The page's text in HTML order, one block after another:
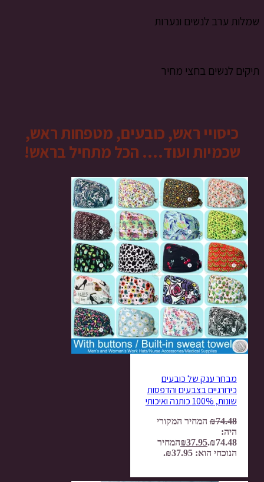
שמלות ערב לנשים ונערות
תיקים לנשים בחצי מחיר
כיסויי ראש, כובעים, מטפחות ראש,
שכמיות ועוד…. הכל מתחיל בראש!
מבחר ענק של כובעים
כירורגיים בצבעים והדפסות
שונות, 100% כותנה ואיכותי
₪74.48
המחיר המקורי
היה:
₪74.48.
₪37.95
המחיר
הנוכחי הוא: ₪37.95.